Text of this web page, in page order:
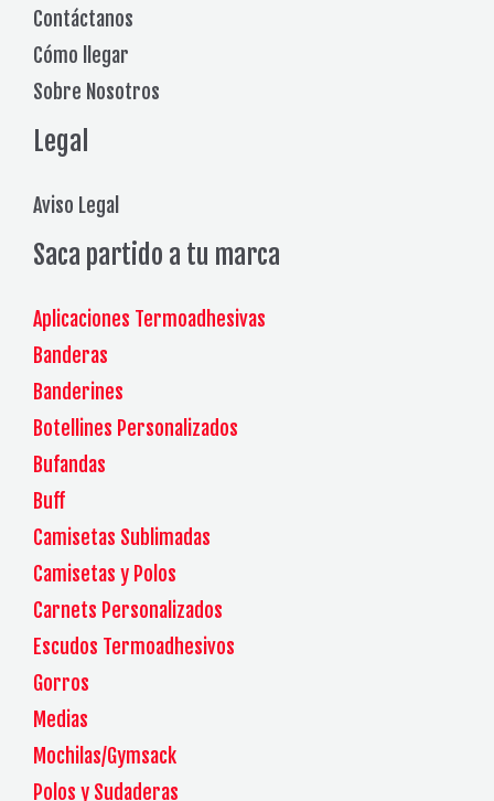
Contáctanos
Cómo llegar
Sobre Nosotros
Legal
Aviso Legal
Saca partido a tu marca
Aplicaciones Termoadhesivas
Banderas
Banderines
Botellines Personalizados
Bufandas
Buff
Camisetas Sublimadas
Camisetas y Polos
Carnets Personalizados
Escudos Termoadhesivos
Gorros
Medias
Mochilas/Gymsack
Polos y Sudaderas